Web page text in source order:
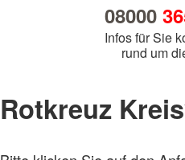
08000
Infos für Sie
rund um
Rotkreuz